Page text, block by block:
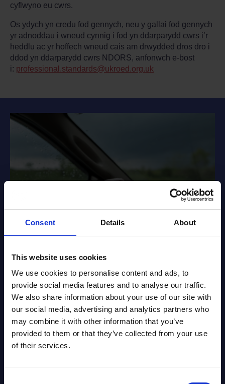
Consent Details About
This website uses cookies
We use cookies to personalise content and ads, to
provide social media features and to analyse our traffic.
We also share information about your use of our site with
our social media, advertising and analytics partners who
may combine it with other information that you’ve
provided to them or that they’ve collected from your use
of their services.
cyflwyno eu cwrs.
Os ydych yn credu fod gennych, neu y gallai fod gennych
yr adnoddau i wneud cynnig i fod yn ddarparydd cwrs i’r
heddlu ac yr hoffech wneud cais am drwydded dros dro i
ddod yn ddarparydd cwrs NDORS, anfonwch e-bost
i: professional.standards@ukroed.org.uk
NADIP
Current course providers have formed an association
known as The National Association of Driver Intervention
Providers (NADIP).
The aim of NADIP is to achieve best practice and